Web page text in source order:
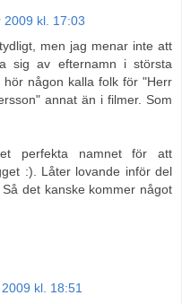
2009 kl. 17:03
men jag menar inte att
sig av efternamn i största
någon kalla folk för "Herr
annat än i filmer. Som
perfekta namnet för att
:). Låter lovande inför del
det kanske kommer något
kl. 18:51